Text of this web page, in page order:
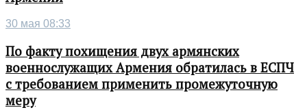
30 мая 08:33
По факту похищения двух армянских
военнослужащих Армения обратилась в ЕСПЧ
с требованием применить промежуточную
меру